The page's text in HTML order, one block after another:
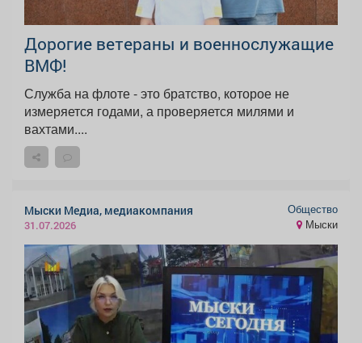
Дорогие ветераны и военнослужащие
ВМФ!
Служба на флоте - это братство, которое не
измеряется годами, а проверяется милями и
вахтами....
Мыски Медиа, медиакомпания
31.07.2026
Общество
Мыски